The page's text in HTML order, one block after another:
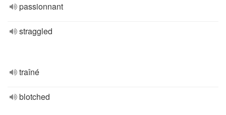
passionnant
straggled
traîné
blotched